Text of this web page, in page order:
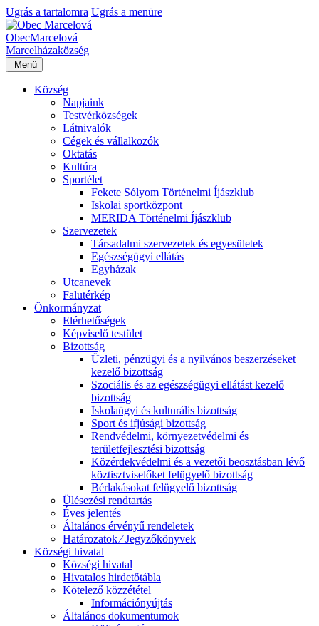
Ugrás a tartalomra Ugrás a menüre
ObecMarcelová
Marcelházaközség
Menü
Község
Napjaink
Testvérközségek
Látnivalók
Cégek és vállalkozók
Oktatás
Kultúra
Sportélet
Fekete Sólyom Történelmi Íjászklub
Iskolai sportközpont
MERIDA Történelmi Íjászklub
Szervezetek
Társadalmi szervezetek és egyesületek
Egészségügyi ellátás
Egyházak
Utcanevek
Falutérkép
Önkormányzat
Elérhetőségek
Képviselő testület
Bizottság
Üzleti, pénzügyi és a nyilvános beszerzéseket
kezelő bizottság
Szociális és az egészségügyi ellátást kezelő
bizottság
Iskolaügyi és kulturális bizottság
Sport és ifjúsági bizottság
Rendvédelmi, környezetvédelmi és
területfejlesztési bizottság
Közérdekvédelmi és a vezetői beosztásban lévő
köztisztviselőket felügyelő bizottság
Bérlakásokat felügyelő bizottság
Ülésezési rendtartás
Éves jelentés
Általános érvényű rendeletek
Határozatok ⁄ Jegyzőkönyvek
Községi hivatal
Községi hivatal
Hivatalos hirdetőtábla
Kötelező közzététel
Információnyújtás
Általános dokumentumok